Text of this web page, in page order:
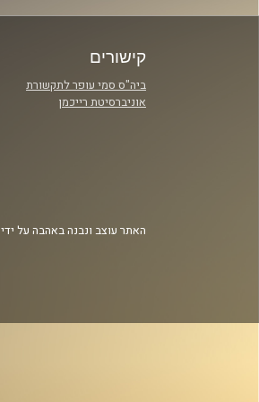
קישורים
ביה"ס סמי עופר לתקשורת
אוניברסיטת רייכמן
האתר עוצב ונבנה באהבה על ידי